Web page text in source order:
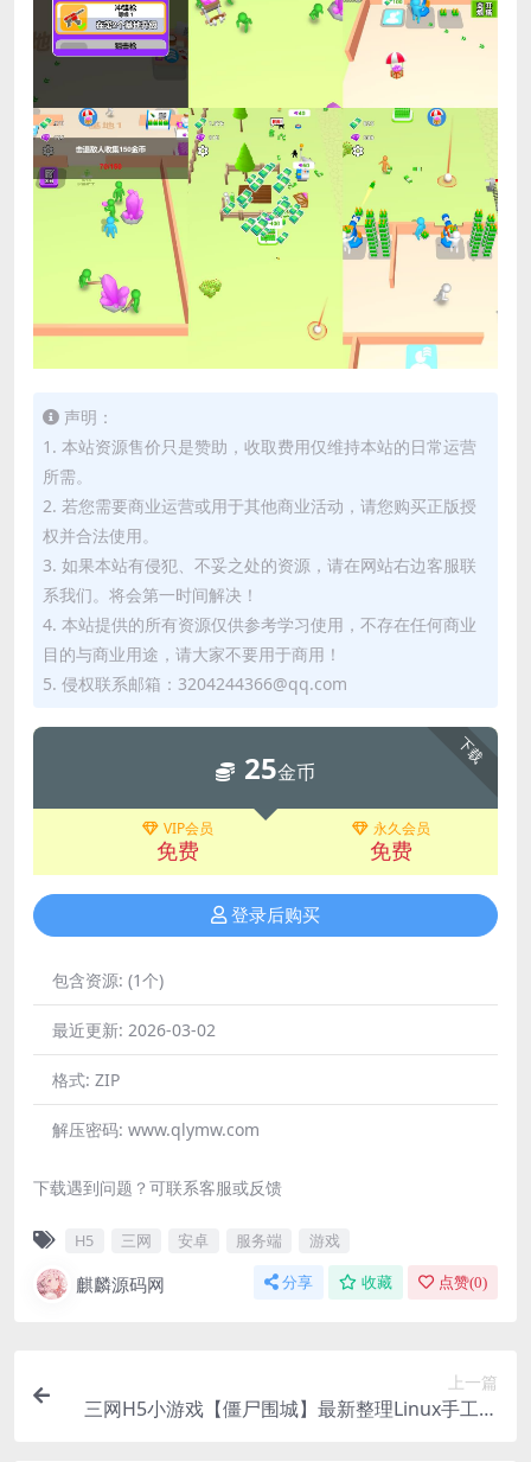
声明：
1. 本站资源售价只是赞助，收取费用仅维持本站的日常运营
所需。
2. 若您需要商业运营或用于其他商业活动，请您购买正版授
权并合法使用。
3. 如果本站有侵犯、不妥之处的资源，请在网站右边客服联
系我们。将会第一时间解决！
4. 本站提供的所有资源仅供参考学习使用，不存在任何商业
目的与商业用途，请大家不要用于商用！
5. 侵权联系邮箱：3204244366@qq.com
下载
25金币
VIP会员
免费
永久会员
免费
登录后购买
包含资源: (1个)
最近更新: 2026-03-02
格式: ZIP
解压密码: www.qlymw.com
下载遇到问题？可联系客服或反馈
H5 三网 安卓 服务端 游戏
麒麟源码网 分享 收藏 点赞(0)
上一篇
三网H5小游戏【僵尸围城】最新整理Linux手工服